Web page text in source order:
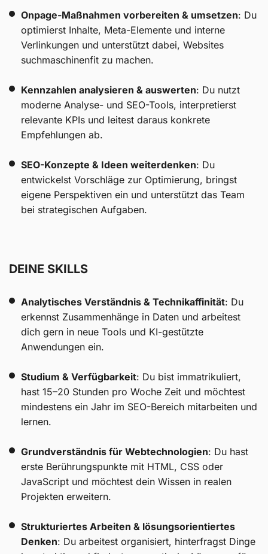
Onpage-Maßnahmen vorbereiten & umsetzen: Du
optimierst Inhalte, Meta-Elemente und interne
Verlinkungen und unterstützt dabei, Websites
suchmaschinenfit zu machen.
Kennzahlen analysieren & auswerten: Du nutzt
moderne Analyse- und SEO-Tools, interpretierst
relevante KPIs und leitest daraus konkrete
Empfehlungen ab.
SEO-Konzepte & Ideen weiterdenken: Du
entwickelst Vorschläge zur Optimierung, bringst
eigene Perspektiven ein und unterstützt das Team
bei strategischen Aufgaben.
DEINE SKILLS
Analytisches Verständnis & Technikaffinität: Du
erkennst Zusammenhänge in Daten und arbeitest
dich gern in neue Tools und KI-gestützte
Anwendungen ein.
Studium & Verfügbarkeit: Du bist immatrikuliert,
hast 15–20 Stunden pro Woche Zeit und möchtest
mindestens ein Jahr im SEO-Bereich mitarbeiten und
lernen.
Grundverständnis für Webtechnologien: Du hast
erste Berührungspunkte mit HTML, CSS oder
JavaScript und möchtest dein Wissen in realen
Projekten erweitern.
Strukturiertes Arbeiten & lösungsorientiertes
Denken: Du arbeitest organisiert, hinterfragst Dinge